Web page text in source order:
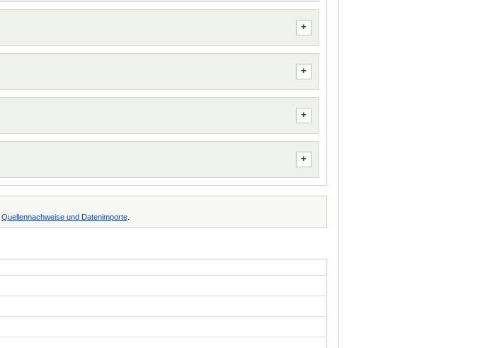
Quellennachweise und Datenimporte